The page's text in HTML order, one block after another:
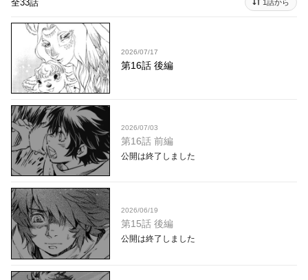
全33話 1話から
2026/07/17
第16話 後編
2026/07/03
第16話 前編
公開は終了しました
2026/06/19
第15話 後編
公開は終了しました